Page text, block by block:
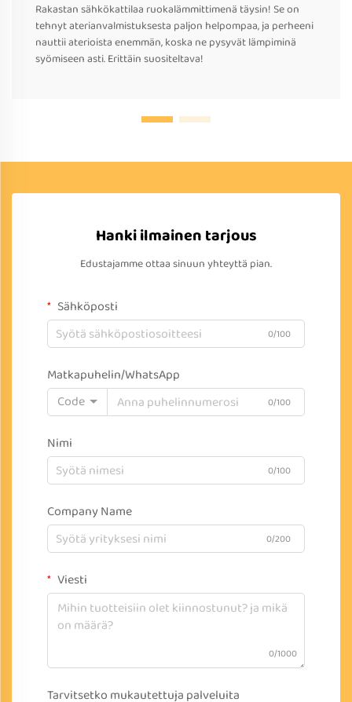
Rakastan sähkökattilaa ruokalämmittimenä täysin! Se on
tehnyt aterianvalmistuksesta paljon helpompaa, ja perheeni
nauttii aterioista enemmän, koska ne pysyvät lämpiminä
syömiseen asti. Erittäin suositeltava!
Hanki ilmainen tarjous
Edustajamme ottaa sinuun yhteyttä pian.
Sähköposti
0/100
Matkapuhelin/WhatsApp
Code
0/100
Nimi
0/100
Company Name
0/200
Viesti
0/1000
Tarvitsetko mukautettuja palveluita